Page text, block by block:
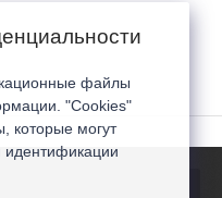
файлы
"Cookies"
которые могут
идентификации